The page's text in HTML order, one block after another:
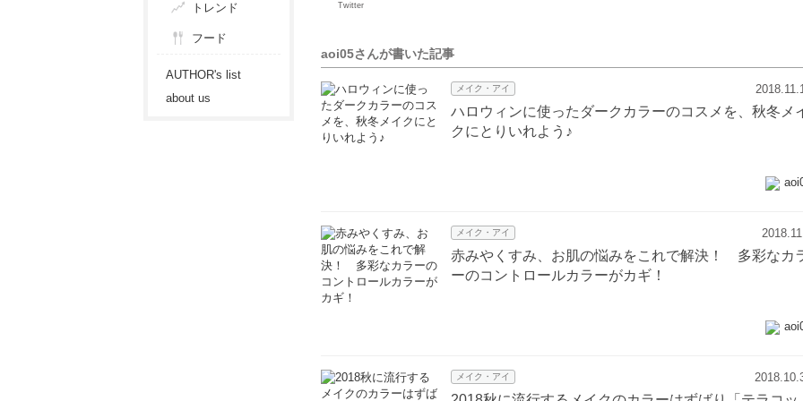
トレンド
フード
AUTHOR's list
about us
Twitter
aoi05さんが書いた記事
メイク・アイ
ハロウィンに使ったダークカラーのコスメを、秋冬メ
クにとりいれよう♪
メイク・アイ
赤みやくすみ、お肌の悩みをこれで解決！ 多彩なカ
ーのコントロールカラーがカギ！
メイク・アイ